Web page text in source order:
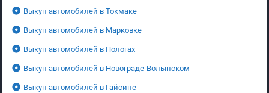
Выкуп автомобилей в Токмаке
Выкуп автомобилей в Марковке
Выкуп автомобилей в Пологах
Выкуп автомобилей в Новограде-Волынском
Выкуп автомобилей в Гайсине